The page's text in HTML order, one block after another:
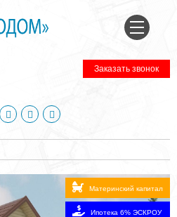
Заказать звонок
Материнский капитал
Ипотека 6% ЭСКРОУ